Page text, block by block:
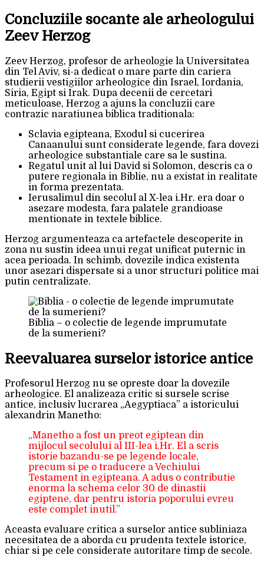
Concluziile socante ale arheologului
Zeev Herzog
Zeev Herzog, profesor de arheologie la Universitatea
din Tel Aviv, si-a dedicat o mare parte din cariera
studierii vestigiilor arheologice din Israel, Iordania,
Siria, Egipt si Irak. Dupa decenii de cercetari
meticuloase, Herzog a ajuns la concluzii care
contrazic naratiunea biblica traditionala:
Sclavia egipteana, Exodul si cucerirea
Canaanului sunt considerate legende, fara dovezi
arheologice substantiale care sa le sustina.
Regatul unit al lui David si Solomon, descris ca o
putere regionala in Biblie, nu a existat in realitate
in forma prezentata.
Ierusalimul din secolul al X-lea i.Hr. era doar o
asezare modesta, fara palatele grandioase
mentionate in textele biblice.
Herzog argumenteaza ca artefactele descoperite in
zona nu sustin ideea unui regat unificat puternic in
acea perioada. In schimb, dovezile indica existenta
unor asezari dispersate si a unor structuri politice mai
putin centralizate.
Biblia – o colectie de legende imprumutate
de la sumerieni?
Reevaluarea surselor istorice antice
Profesorul Herzog nu se opreste doar la dovezile
arheologice. El analizeaza critic si sursele scrise
antice, inclusiv lucrarea „Aegyptiaca” a istoricului
alexandrin Manetho:
„Manetho a fost un preot egiptean din
mijlocul secolului al III-lea i.Hr. El a scris
istorie bazandu-se pe legende locale,
precum si pe o traducere a Vechiului
Testament in egipteana. A adus o contributie
enorma la schema celor 30 de dinastii
egiptene, dar pentru istoria poporului evreu
este complet inutil.”
Aceasta evaluare critica a surselor antice subliniaza
necesitatea de a aborda cu prudenta textele istorice,
chiar si pe cele considerate autoritare timp de secole.